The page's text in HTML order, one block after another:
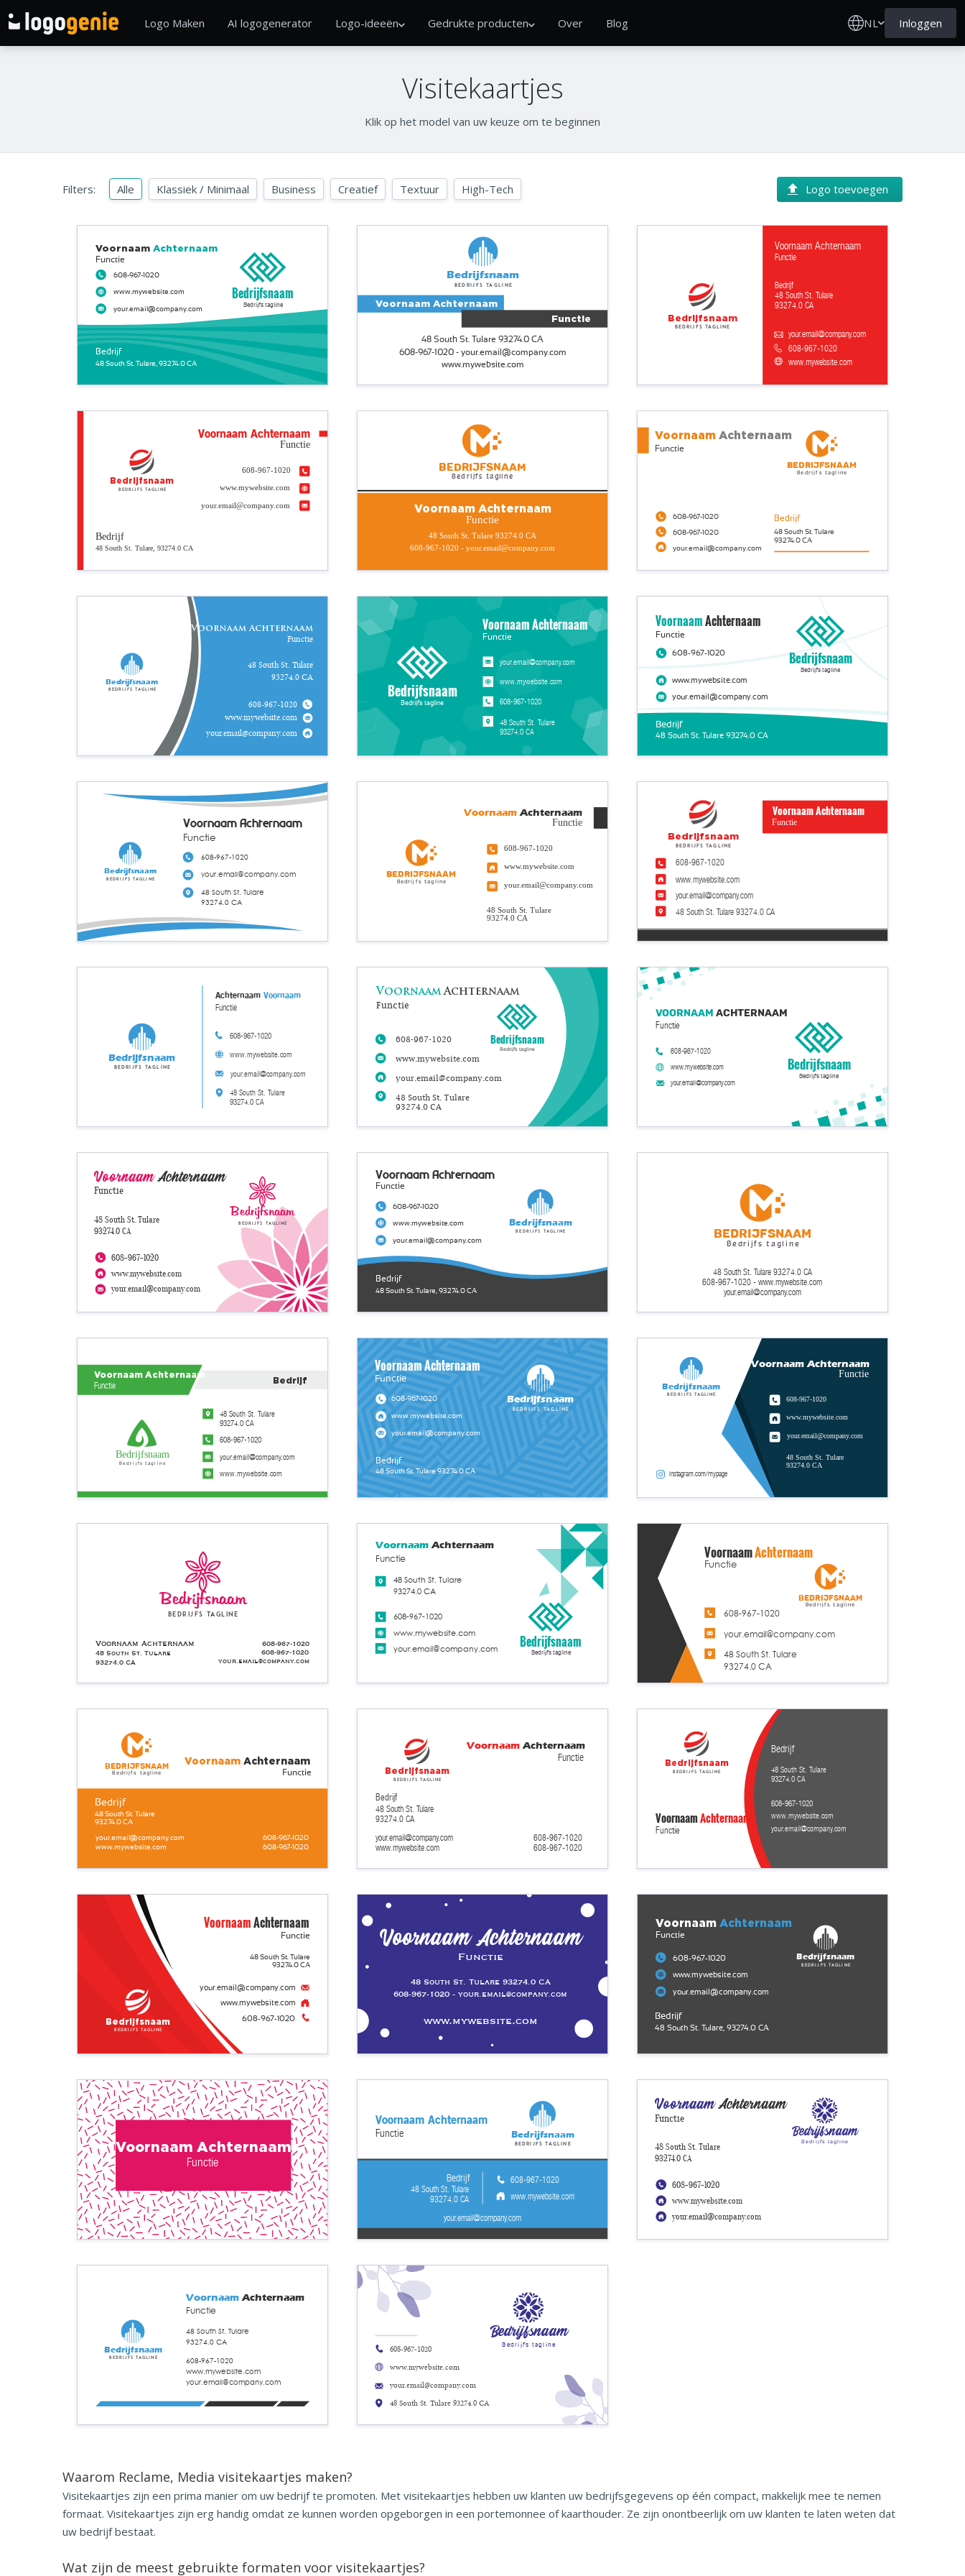
Logo Maken AI logogenerator Logo-ideeën Gedrukte producten Over Blog NL Inloggen
Visitekaartjes
Klik op het model van uw keuze om te beginnen
Logo toevoegen
Filters: Alle Klassiek / Minimaal Business Creatief Textuur High-Tech
48 South St. Tulare, 93274.0 CA
Bedrijf
608-967-1020
www.mywebsite.com
your.email@company.com
Functie
Voornaam Achternaam
Bedrijfsnaam
Bedrijfs tagline
www.mywebsite.com
Functie
48 South St. Tulare 93274.0 CA
608-967-1020 - your.email@company.com
Voornaam Achternaam
Bedrijfsnaam
Bedrijfs tagline
608-967-1020
www.mywebsite.com
Functie
Bedrijf
48 South St. Tulare
93274.0 CA
your.email@company.com
Voornaam Achternaam
Bedrijfsnaam
Bedrijfs tagline
Bedrijf
48 South St. Tulare, 93274.0 CA
www.mywebsite.com
your.email@company.com
Functie
608-967-1020
Voornaam Achternaam
Bedrijfsnaam
Bedrijfs tagline
48 South St. Tulare 93274.0 CA
608-967-1020 - your.email@company.com
Voornaam Achternaam
Functie
Bedrijfsnaam
Bedrijfs tagline
48 South St. Tulare
93274.0 CA
Bedrijf
608-967-1020
608-967-1020
your.email@company.com
Functie
VoornaamAchternaam
Bedrijfsnaam
Bedrijfs tagline
Functie
Voornaam Achternaam
608-967-1020
www.mywebsite.com
your.email@company.com
48 South St. Tulare
93274.0 CA
Bedrijfsnaam
Bedrijfs tagline
608-967-1020
48 South St. Tulare
93274.0 CA
www.mywebsite.com
Functie
your.email@company.com
Voornaam Achternaam
Bedrijfsnaam
Bedrijfs tagline
Bedrijfsnaam
Bedrijfs tagline
Bedrijf
48 South St. Tulare 93274.0 CA
your.email@company.com
608-967-1020
www.mywebsite.com
Functie
VoornaamAchternaam
608-967-1020
your.email@company.com
48 South St. Tulare
93274.0 CA
Functie
Voornaam Achternaam
Bedrijfsnaam
Bedrijfs tagline
608-967-1020
www.mywebsite.com
your.email@company.com
48 South St. Tulare
93274.0 CA
Functie
VoornaamAchternaam
Bedrijfsnaam
Bedrijfs tagline
48 South St. Tulare 93274.0 CA
www.mywebsite.com
your.email@company.com
608-967-1020
Functie
Voornaam Achternaam
Bedrijfsnaam
Bedrijfs tagline
your.email@company.com
48 South St. Tulare
93274.0 CA
608-967-1020
www.mywebsite.com
Functie
AchternaamVoornaam
Bedrijfsnaam
Bedrijfs tagline
608-967-1020
www.mywebsite.com
your.email@company.com
48 South St. Tulare
93274.0 CA
Functie
VoornaamAchternaam
Bedrijfsnaam
Bedrijfs tagline
www.mywebsite.com
your.email@company.com
Functie
608-967-1020
Voornaam Achternaam
Bedrijfsnaam
Bedrijfs tagline
your.email@company.com
608-967-1020
www.mywebsite.com
Functie
48 South St. Tulare
93274.0 CA
VoornaamAchternaam
Bedrijfsnaam
Bedrijfs tagline
48 South St. Tulare, 93274.0 CA
Bedrijf
www.mywebsite.com
your.email@company.com
608-967-1020
Functie
Bedrijfsnaam
Bedrijfs tagline
Voornaam Achternaam
Bedrijfsnaam
Bedrijfs tagline
your.email@company.com
608-967-1020 - www.mywebsite.com
48 South St. Tulare 93274.0 CA
www.mywebsite.com
608-967-1020
your.email@company.com
48 South St. Tulare
93274.0 CA
Bedrijf
Voornaam Achternaam
Functie
Bedrijfsnaam
Bedrijfs tagline
your.email@company.com
Bedrijf
48 South St. Tulare 93274.0 CA
608-967-1020
www.mywebsite.com
Functie
Voornaam Achternaam
Bedrijfsnaam
Bedrijfs tagline
instagram.com/mypage
48 South St. Tulare
93274.0 CA
www.mywebsite.com
your.email@company.com
608-967-1020
Functie
Voornaam Achternaam
Bedrijfsnaam
Bedrijfs tagline
608-967-1020
your.email@company.com
48 South St. Tulare
93274.0 CA
608-967-1020
Voornaam Achternaam
Bedrijfsnaam
Bedrijfs tagline
www.mywebsite.com
your.email@company.com
608-967-1020
Functie
48 South St. Tulare
93274.0 CA
VoornaamAchternaam
Bedrijfsnaam
Bedrijfs tagline
608-967-1020
your.email@company.com
48 South St. Tulare
93274.0 CA
Functie
VoornaamAchternaam
Bedrijfsnaam
Bedrijfs tagline
www.mywebsite.com
608-967-1020
608-967-1020
your.email@company.com
48 South St. Tulare
93274.0 CA
Bedrijf
Functie
Voornaam Achternaam
Bedrijfsnaam
Bedrijfs tagline
www.mywebsite.com
608-967-1020
608-967-1020
your.email@company.com
48 South St. Tulare
93274.0 CA
Bedrijf
Functie
Voornaam Achternaam
Bedrijfsnaam
Bedrijfs tagline
Functie
VoornaamAchternaam
your.email@company.com
608-967-1020
www.mywebsite.com
Bedrijf
48 South St. Tulare
93274.0 CA
Bedrijfsnaam
Bedrijfs tagline
608-967-1020
www.mywebsite.com
your.email@company.com
Functie
48 South St. Tulare
93274.0 CA
VoornaamAchternaam
Bedrijfsnaam
Bedrijfs tagline
www.mywebsite.com
48 South St. Tulare 93274.0 CA
608-967-1020 - your.email@company.com
Voornaam Achternaam
Functie
48 South St. Tulare, 93274.0 CA
www.mywebsite.com
your.email@company.com
608-967-1020
Bedrijf
Functie
Voornaam Achternaam
Bedrijfsnaam
Bedrijfs tagline
Functie
Voornaam Achternaam
your.email@company.com
48 South St. Tulare
93274.0 CA
608-967-1020
www.mywebsite.com
Functie
Bedrijf
Voornaam Achternaam
Bedrijfsnaam
Bedrijfs tagline
your.email@company.com
608-967-1020
www.mywebsite.com
48 South St. Tulare
93274.0 CA
Functie
VoornaamAchternaam
Bedrijfsnaam
Bedrijfs tagline
your.email@company.com
608-967-1020
www.mywebsite.com
Functie
48 South St. Tulare
93274.0 CA
VoornaamAchternaam
Bedrijfsnaam
Bedrijfs tagline
48 South St. Tulare 93274.0 CA
www.mywebsite.com
your.email@company.com
608-967-1020
Bedrijfsnaam
Bedrijfs tagline
Waarom Reclame, Media visitekaartjes maken?
Visitekaartjes zijn een prima manier om uw bedrijf te promoten. Met visitekaartjes hebben uw klanten uw bedrijfsgegevens op één compact, makkelijk mee te nemen
formaat. Visitekaartjes zijn erg handig omdat ze kunnen worden opgeborgen in een portemonnee of kaarthouder. Ze zijn onontbeerlijk om uw klanten te laten weten dat
uw bedrijf bestaat.
Wat zijn de meest gebruikte formaten voor visitekaartjes?